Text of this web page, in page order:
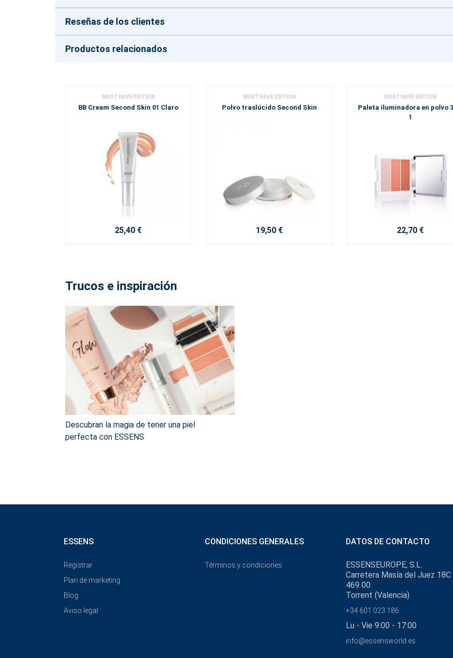
Reseñas de los clientes
Productos relacionados
MUST HAVE EDITION
BB Cream Second Skin 01 Claro
25,40 €
MUST HAVE EDITION
Polvo traslúcido Second Skin
19,50 €
MUST HAVE EDITION
Paleta iluminadora en polvo
1
22,70 €
Trucos e inspiración
Descubran la magia de tener una piel
perfecta con ESSENS
ESSENS
Registrar
Plan de marketing
Blog
Aviso legal
CONDICIONES GENERALES
Términos y condiciones
DATOS DE CONTACTO
ESSENSEUROPE, S.L.
Carretera Masía del Juez 18C
469 00
Torrent (Valencia)
+34 601 023 186
Lu - Vie 9:00 - 17:00
info@essensworld.es